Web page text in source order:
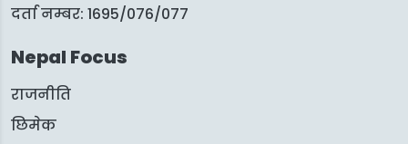
दर्ता नम्बर: 1695/076/077
Nepal Focus
राजनीति
छिमेक